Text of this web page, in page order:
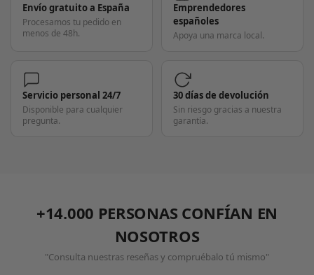
Envío gratuito a España
Procesamos tu pedido en
menos de 48h.
Emprendedores
españoles
Apoya una marca local.
Servicio personal 24/7
Disponible para cualquier
pregunta.
30 días de devolución
Sin riesgo gracias a nuestra
garantía.
+14.000 PERSONAS CONFÍAN EN
NOSOTROS
"Consulta nuestras reseñas y compruébalo tú mismo"